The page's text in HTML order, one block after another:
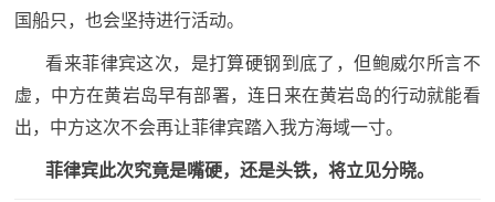
务
防
化
国
防
色
国船只，也会坚持进行活动。
看来菲律宾这次，是打算硬钢到底了，但鲍威尔所言不
虚，中方在黄岩岛早有部署，连日来在黄岩岛的行动就能看
出，中方这次不会再让菲律宾踏入我方海域一寸。
菲律宾此次究竟是嘴硬，还是头铁，将立见分晓。